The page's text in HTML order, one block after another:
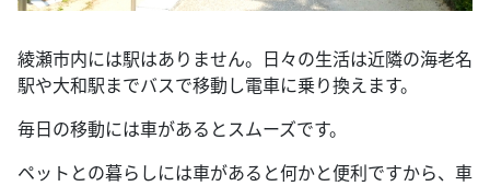
綾瀬市内には駅はありません。日々の生活は近隣の海老名
駅や大和駅までバスで移動し電車に乗り換えます。
毎日の移動には車があるとスムーズです。
ペットとの暮らしには車があると何かと便利ですから、車